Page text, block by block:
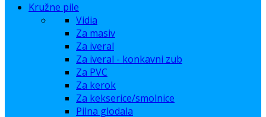
Kružne pile
Vidia
Za masiv
Za iveral
Za iveral - konkavni zub
Za PVC
Za kerok
Za kekserice/smolnice
Pilna glodala